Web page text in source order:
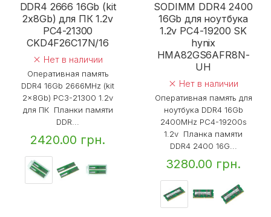
DDR4 2666 16Gb (kit
2x8Gb) для ПК 1.2v
PC4-21300
CKD4F26C17N/16
Нет в наличии
Оперативная память
DDR4 16Gb 2666MHz (kit
2x8Gb) PC3-21300 1.2v
для ПК Планки памяти
DDR...
2420.00 грн.
SODIMM DDR4 2400
16Gb для ноутбука
1.2v PC4-19200 SK
hynix
HMA82GS6AFR8N-
UH
Нет в наличии
Оперативная память для
ноутбука DDR4 16Gb
2400MHz PC4-19200s
1.2v Планка памяти
DDR4 2400 16G...
3280.00 грн.